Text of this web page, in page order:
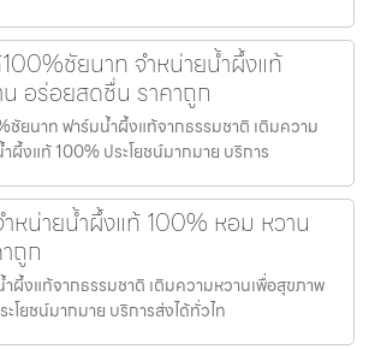
ชัยนาท จำหน่ายน้ำผึ้งแท้
อร่อยสดชื่น ราคาถูก
ชัยนาท ฟาร์มน้ำผึ้งแท้จากธรรมชาติ เติมความ
ผึ้งแท้ 100% ประโยชน์มากมาย บริการ
หน่ายน้ำผึ้งแท้ 100% หอม หวาน
ถูก
ผึ้งแท้จากธรรมชาติ เติมความหวานเพื่อสุขภาพ
โยชน์มากมาย บริการส่งได้ทั่วไท